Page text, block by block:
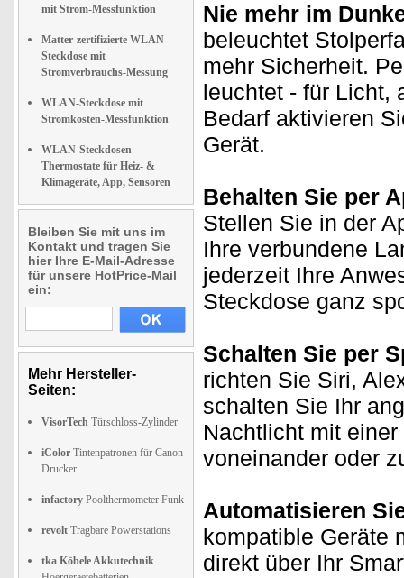
mit Strom-Messfunktion
Matter-zertifizierte WLAN-
Steckdose mit
Stromverbrauchs-Messung
WLAN-Steckdose mit
Stromkosten-Messfunktion
WLAN-Steckdosen-
Thermostate für Heiz- &
Klimageräte, App, Sensoren
Bleiben Sie mit uns im
Kontakt und tragen Sie
hier Ihre E-Mail-Adresse
für unsere HotPrice-Mail
ein:
Mehr Hersteller-
Seiten:
VisorTech Türschloss-Zylinder
iColor Tintenpatronen für Canon
Drucker
infactory Poolthermometer Funk
revolt Tragbare Powerstations
tka Köbele Akkutechnik
Nie mehr im
beleuchtet
mehr Sicherheit.
leuchtet - für Licht,
Bedarf aktivieren
Gerät.
Behalten Sie per
Stellen Sie in der
Ihre verbundene
jederzeit Ihre
Steckdose ganz
Schalten Sie per
richten Sie Siri,
schalten Sie Ihr
Nachtlicht mit
voneinander oder
Automatisieren
kompatible Geräte
direkt über Ihr